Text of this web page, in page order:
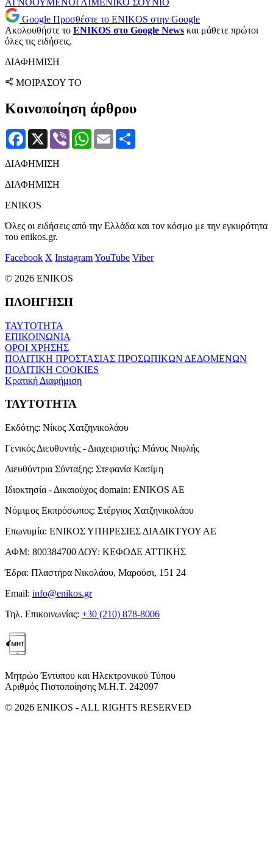
ΑΓΝΟΟΥΜΕΝΟΙ ΛΙΜΕΝΙΚΟ ΣΟΥΝΙΟ
Google Προσθέστε το ENIKOS στην Google
Ακολουθήστε το ENIKOS στο Google News και μάθετε πρώτοι
όλες τις ειδήσεις.
ΔΙΑΦΗΜΙΣΗ
ΜΟΙΡΑΣΟΥ ΤΟ
Κοινοποίηση άρθρου
Facebook
X Viber WhatsApp
Email
ΔΙΑΦΗΜΙΣΗ
ΔΙΑΦΗΜΙΣΗ
ENIKOS
Όλες οι ειδήσεις από την Ελλάδα και τον κόσμο με την εγκυρότητα
του enikos.gr.
Facebook X InstagramYouTube Viber
© 2026 ENIKOS
ΠΛΟΗΓΗΣΗ
ΤΑΥΤΟΤΗΤΑ
ΕΠΙΚΟΙΝΩΝΙΑ
ΟΡΟΙ ΧΡΗΣΗΣ
ΠΟΛΙΤΙΚΗ ΠΡΟΣΤΑΣΙΑΣ ΠΡΟΣΩΠΙΚΩΝ ΔΕΔΟΜΕΝΩΝ
ΠΟΛΙΤΙΚΗ COOKIES
Κρατική Διαφήμιση
ΤΑΥΤΟΤΗΤΑ
Εκδότης: Νίκος Χατζηνικολάου
Γενικός Διευθυντής - Διαχειριστής: Μάνος Νιφλής
Διευθύντρια Σύνταξης: Στεφανία Κασίμη
Ιδιοκτησία - Δικαιούχος domain: ENIKOS AE
Νόμιμος Εκπρόσωπος: Στέργιος Χατζηνικολάου
Επωνυμία: ΕΝΙΚΟΣ ΥΠΗΡΕΣΙΕΣ ΔΙΑΔΙΚΤΥΟΥ ΑΕ
ΑΦΜ: 800384700 ΔΟΥ: ΚΕΦΟΔΕ ΑΤΤΙΚΗΣ
Έδρα: Πλαστήρα Νικολάου, Μαρούσι, 151 24
Email: info@enikos.gr
Τηλ. Επικοινωνίας: +30 (210) 878-8006
Μητρώο Έντυπου και Ηλεκτρονικού Τύπου
Αριθμός Πιστοποίησης Μ.Η.Τ. 242097
© 2026 ENIKOS - ALL RIGHTS RESERVED